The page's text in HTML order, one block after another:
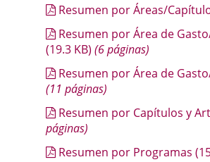
Resumen por Áreas/
Resumen por Área de
(19.3 KB) (6 páginas)
Resumen por Área de
(11 páginas)
Resumen por Capítulos y
páginas)
Resumen por Programas